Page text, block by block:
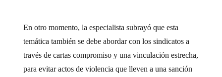
En otro momento, la especialista subrayó que esta
temática también se debe abordar con los sindicatos a
través de cartas compromiso y una vinculación estrecha,
para evitar actos de violencia que lleven a una sanción